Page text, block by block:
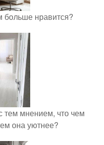
больше нравится?
тем мнением, что чем
она уютнее?